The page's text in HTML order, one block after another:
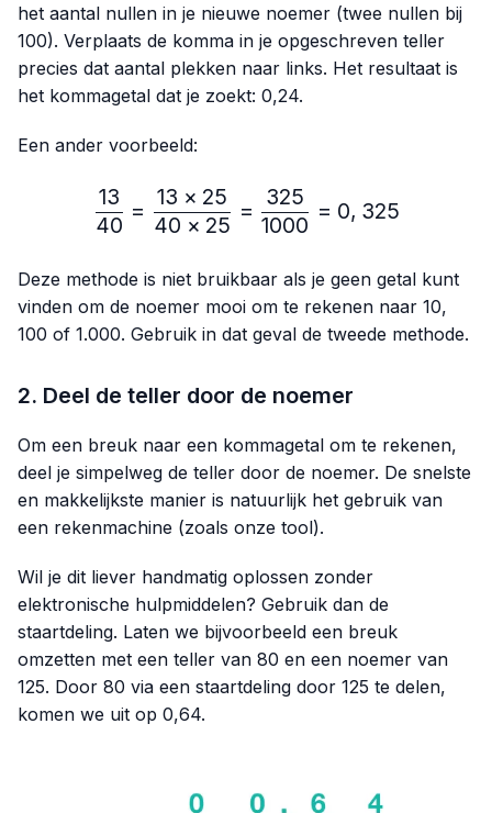
het aantal nullen in je nieuwe noemer (twee nullen bij
100). Verplaats de komma in je opgeschreven teller
precies dat aantal plekken naar links. Het resultaat is
het kommagetal dat je zoekt: 0,24.
Een ander voorbeeld:
\frac{13}{40}=\frac{13
40
13
=
40 × 25
13 × 25
=
1000
325
= 0, 325
Deze methode is niet bruikbaar als je geen getal kunt
vinden om de noemer mooi om te rekenen naar 10,
100 of 1.000. Gebruik in dat geval de tweede methode.
2. Deel de teller door de noemer
Om een breuk naar een kommagetal om te rekenen,
deel je simpelweg de teller door de noemer. De snelste
en makkelijkste manier is natuurlijk het gebruik van
een rekenmachine (zoals onze tool).
Wil je dit liever handmatig oplossen zonder
elektronische hulpmiddelen? Gebruik dan de
staartdeling. Laten we bijvoorbeeld een breuk
omzetten met een teller van 80 en een noemer van
125. Door 80 via een staartdeling door 125 te delen,
komen we uit op 0,64.